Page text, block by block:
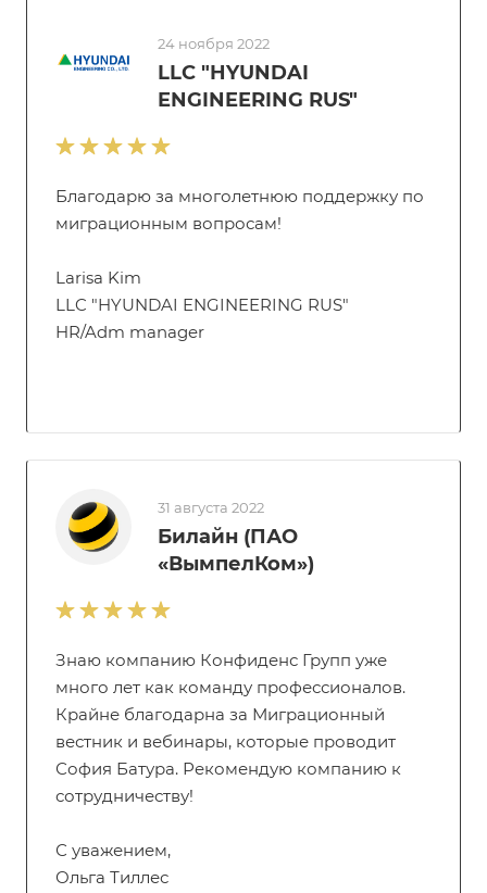
24 ноября 2022
LLC "HYUNDAI
ENGINEERING RUS"
Благодарю за многолетнюю поддержку по
миграционным вопросам!
Larisa Kim
LLC "HYUNDAI ENGINEERING RUS"
HR/Adm manager
31 августа 2022
Билайн (ПАО
«ВымпелКом»)
Знаю компанию Конфиденс Групп уже
много лет как команду профессионалов.
Крайне благодарна за Миграционный
вестник и вебинары, которые проводит
София Батура. Рекомендую компанию к
сотрудничеству!
С уважением,
Ольга Тиллес